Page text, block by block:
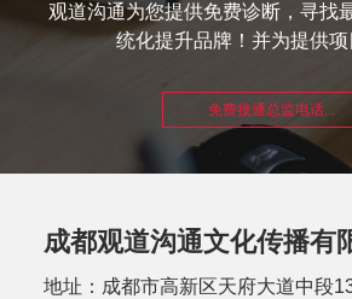
观道沟通为您提供免费诊断，寻找
统化提升品牌！并为提供项
免费接通总监电话...
成都观道沟通文化传播有
地址：成都市高新区天府大道中段